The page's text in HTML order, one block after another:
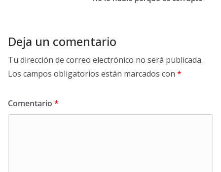
Deja un comentario
Tu dirección de correo electrónico no será publicada.
Los campos obligatorios están marcados con *
Comentario *